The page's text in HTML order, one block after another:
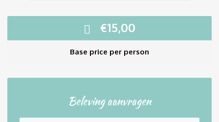
€15,00
Base price per person
Beleving aanvragen